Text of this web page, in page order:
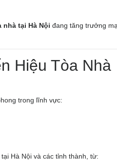
tại Hà Nội đang tăng trưởng
Hiệu Tòa Nhà
trong lĩnh vực:
Hà Nội và các tỉnh thành, từ: